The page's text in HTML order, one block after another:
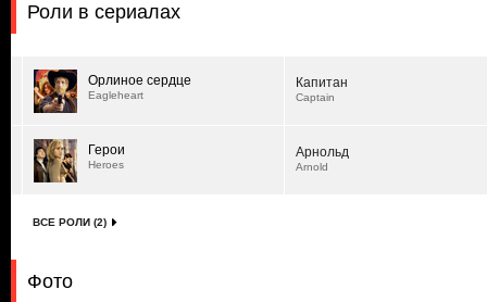
Роли в сериалах
Орлиное сердце
Eagleheart
Капитан
Captain
Герои
Heroes
Арнольд
Arnold
ВСЕ РОЛИ (2)
Фото